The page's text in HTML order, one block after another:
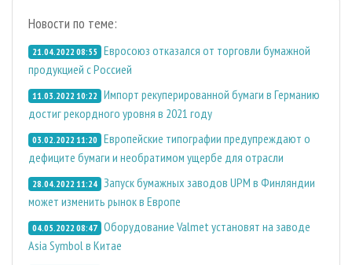
Новости по теме:
21.04.2022 08:55 Евросоюз отказался от торговли бумажной
продукцией с Россией
11.03.2022 10:22 Импорт рекуперированной бумаги в Германию
достиг рекордного уровня в 2021 году
03.02.2022 11:20 Европейские типографии предупреждают о
дефиците бумаги и необратимом ущербе для отрасли
28.04.2022 11:24 Запуск бумажных заводов UPM в Финляндии
может изменить рынок в Европе
04.05.2022 08:47 Оборудование Valmet установят на заводе
Asia Symbol в Китае